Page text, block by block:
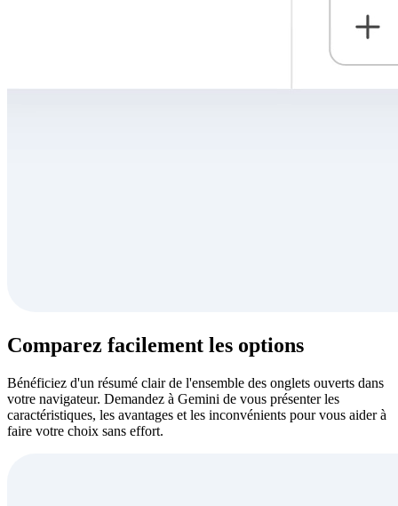
Comparez facilement les options
Bénéficiez d'un résumé clair de l'ensemble des onglets ouverts dans
votre navigateur. Demandez à Gemini de vous présenter les
caractéristiques, les avantages et les inconvénients pour vous aider à
faire votre choix sans effort.